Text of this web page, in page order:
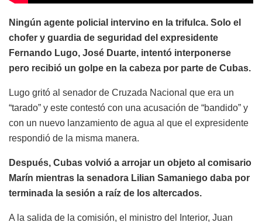
Ningún agente policial intervino en la trifulca. Solo el
chofer y guardia de seguridad del expresidente
Fernando Lugo, José Duarte, intentó interponerse
pero recibió un golpe en la cabeza por parte de Cubas.
Lugo gritó al senador de Cruzada Nacional que era un
“tarado” y este contestó con una acusación de “bandido” y
con un nuevo lanzamiento de agua al que el expresidente
respondió de la misma manera.
Después, Cubas volvió a arrojar un objeto al comisario
Marín mientras la senadora Lilian Samaniego daba por
terminada la sesión a raíz de los altercados.
A la salida de la comisión, el ministro del Interior, Juan